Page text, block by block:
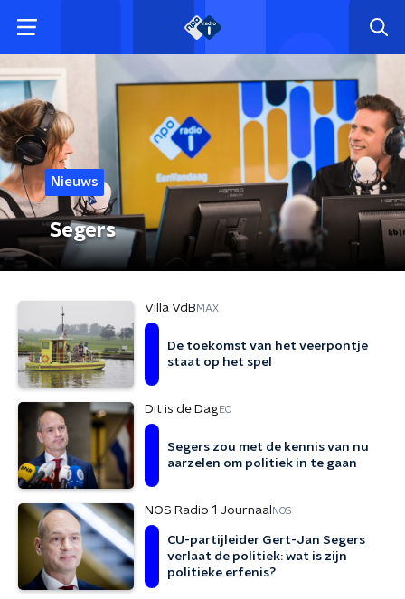
Nieuws
Segers
Villa VdB MAX
De toekomst van het veerpontje
staat op het spel
Dit is de DagEO
Segers zou met de kennis van nu
aarzelen om politiek in te gaan
NOS Radio 1 Journaal NOS
CU-partijleider Gert-Jan Segers
verlaat de politiek: wat is zijn
politieke erfenis?